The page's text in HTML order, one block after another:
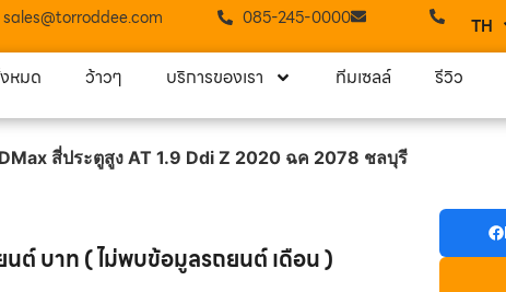
sales@torroddee.com 085-245-0000 TH
EN
หมด ว้าวๆ บริการของเรา ทีมเซลล์ รีวิว
สี่ประตูสูง AT 1.9 Ddi Z 2020 ฉค 2078 ชลบุรี
ต์ บาท ( ไม่พบข้อมูลรถยนต์ เดือน )